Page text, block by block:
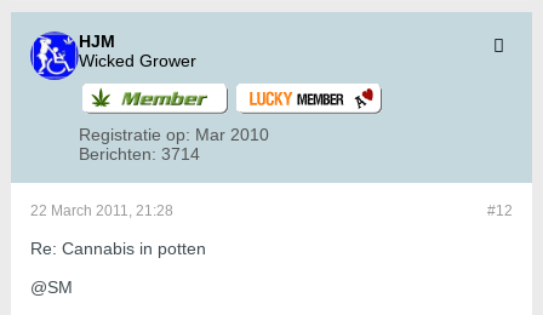
HJM
Wicked Grower
Registratie op: Mar 2010
Berichten: 3714
#12
22 March 2011, 21:28
Re: Cannabis in potten
@SM